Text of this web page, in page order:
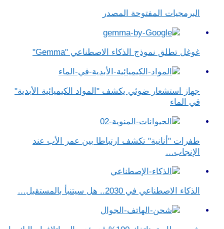
البرمجيات المفتوحة المصدر
غوغل تطلق نموذج الذكاء الاصطناعي "Gemma"
جهاز استشعار ضوئي يكشف "المواد الكيميائية الأبدية"
في الماء
طفرات "أنانية" تكشف ارتباطا بين عمر الأب عند
الإنجاب…
الذكاء الاصطناعي في 2030.. هل سيتنبأ بالمستقبل…